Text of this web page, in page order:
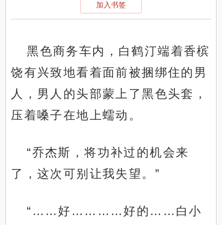
加入书签
黑色商务车内，白鹤汀端着香槟
饶有兴致地看着面前被捆绑住的男
人，男人的头部蒙上了黑色头套，
压着嗓子在地上蠕动。
“乔杰斯，将功补过的机会来
了，这次可别让我失望。”
“……好…………好的……白小